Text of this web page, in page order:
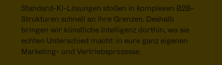
Standard-KI-Lösungen stoßen in komplexen B2B-
Strukturen schnell an ihre Grenzen. Deshalb
bringen wir künstliche Intelligenz dorthin, wo sie
echten Unterschied macht: in eure ganz eigenen
Marketing- und Vertriebsprozesse.